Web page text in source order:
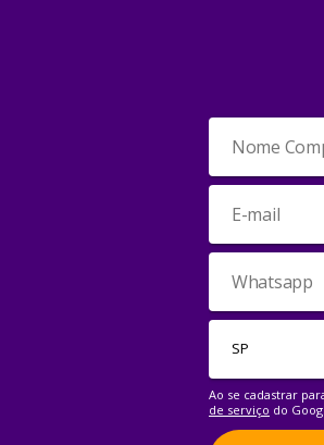
Ao se cadastrar
de serviço do